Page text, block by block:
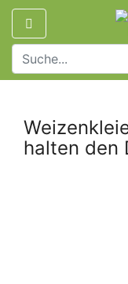
halten den